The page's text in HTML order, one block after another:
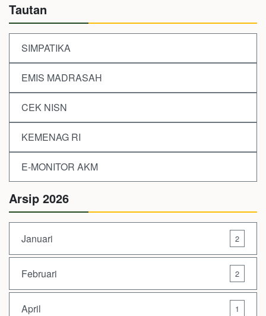
Tautan
SIMPATIKA
EMIS MADRASAH
CEK NISN
KEMENAG RI
E-MONITOR AKM
Arsip 2026
Januari 2
Februari 2
April 1